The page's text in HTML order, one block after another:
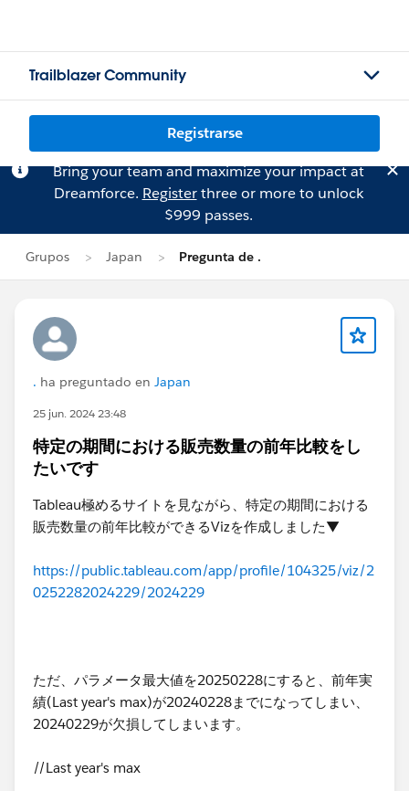
Trailblazer Community
Registrarse
Bring your team and maximize your impact at
Dreamforce. Registerthree or more to unlock
$999 passes.
Grupos Japan Pregunta de .
. ha preguntado en Japan
25 jun. 2024 23:48
特定の期間における販売数量の前年比較をし
たいです
Tableau極めるサイトを見ながら、​特定の期間における
販売数量の前年比較ができるVizを作成しました▼
https://public.tableau.com/app/profile/104325/viz/2
0252282024229/2024229
ただ、パラメータ最大値を20250228にすると、前年実
績(Last year's max)が20240228までになってしまい、
20240229が欠損してしまいます。
//Last year's max